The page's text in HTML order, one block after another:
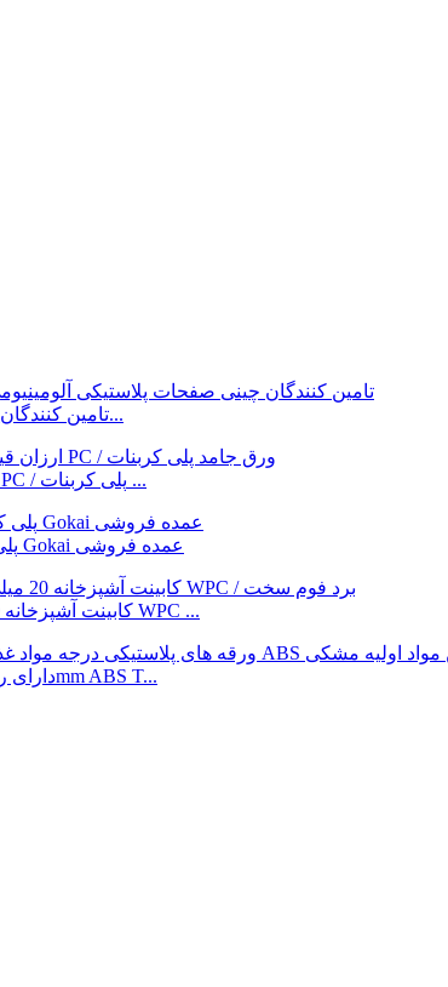
تامین کنندگان چینی عمده فروشی آلومینیوم با کیفیت بالا...
Gokai ارزان قیمت عمده فروشی 1-30mm PC / پلی کربنات ...
ورق آفتابگیر 2-20 میلی متری PC/پلی کربنات Gokai عمده فروشی
کابینت آشپزخانه 20 میلی متری پی وی سی فوم صلب / فوم WPC ...
مواد 100% ویرجین مشکی Uv دارای رتبه 0.35-7.5mm ABS T...